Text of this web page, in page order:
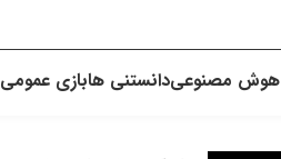
هوش مصنوعیدانستنی هابازی عمومی